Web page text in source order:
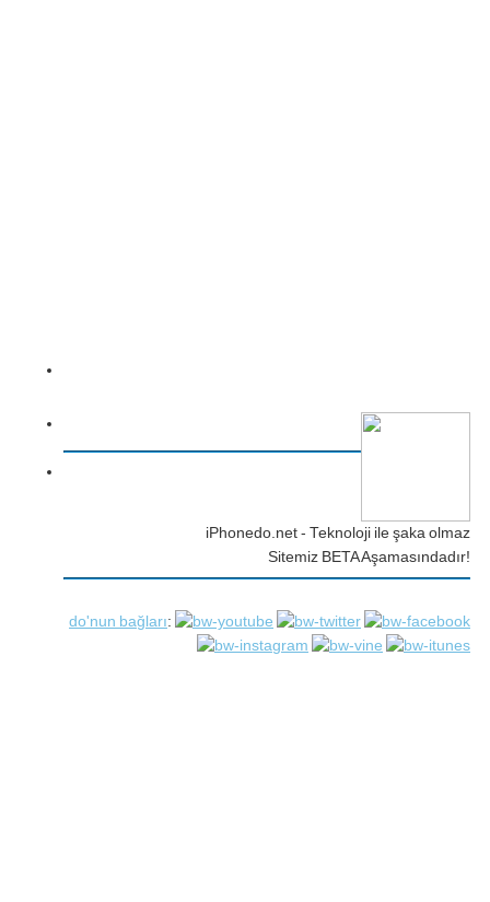
iPhonedo.net - Teknoloji ile şaka olmaz
Sitemiz BETA Aşamasındadır!
do'nun bağları: